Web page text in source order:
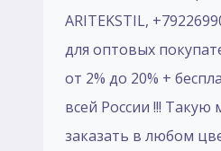
ARITEKSTIL,
для оптовых
от 2% до 20% +
всей России !!!
заказать в любом